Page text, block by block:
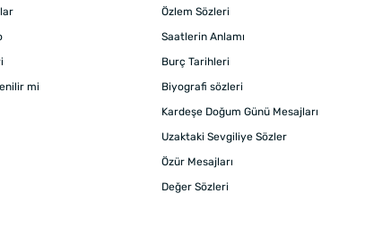
mi
Özlem Sözleri
Saatlerin Anlamı
Burç Tarihleri
Biyografi sözleri
Kardeşe Doğum Günü Mesajları
Uzaktaki Sevgiliye Sözler
Özür Mesajları
Değer Sözleri